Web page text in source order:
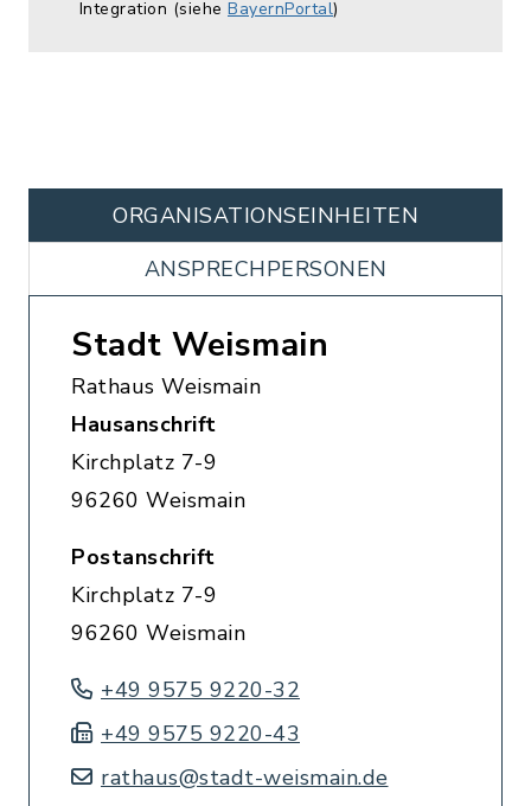
Integration (siehe BayernPortal)
ORGANISATIONS­EINHEITEN
ANSPRECHPERSONEN
Stadt Weismain
Rathaus Weismain
Hausanschrift
Kirchplatz 7-9
96260 Weismain
Postanschrift
Kirchplatz 7-9
96260 Weismain
+49 9575 9220-32
+49 9575 9220-43
rathaus@stadt-weismain.de